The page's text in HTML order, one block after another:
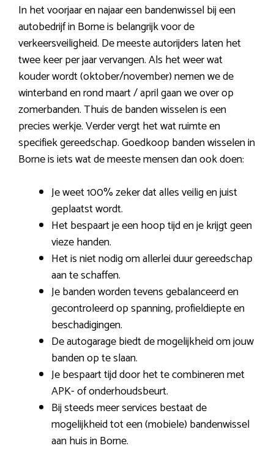
In het voorjaar en najaar een bandenwissel bij een
autobedrijf in Borne is belangrijk voor de
verkeersveiligheid. De meeste autorijders laten het
twee keer per jaar vervangen. Als het weer wat
kouder wordt (oktober/november) nemen we de
winterband en rond maart / april gaan we over op
zomerbanden. Thuis de banden wisselen is een
precies werkje. Verder vergt het wat ruimte en
specifiek gereedschap. Goedkoop banden wisselen in
Borne is iets wat de meeste mensen dan ook doen:
Je weet 100% zeker dat alles veilig en juist
geplaatst wordt.
Het bespaart je een hoop tijd en je krijgt geen
vieze handen.
Het is niet nodig om allerlei duur gereedschap
aan te schaffen.
Je banden worden tevens gebalanceerd en
gecontroleerd op spanning, profieldiepte en
beschadigingen.
De autogarage biedt de mogelijkheid om jouw
banden op te slaan.
Je bespaart tijd door het te combineren met
APK- of onderhoudsbeurt.
Bij steeds meer services bestaat de
mogelijkheid tot een (mobiele) bandenwissel
aan huis in Borne.